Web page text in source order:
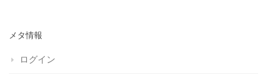
メタ情報
ログイン